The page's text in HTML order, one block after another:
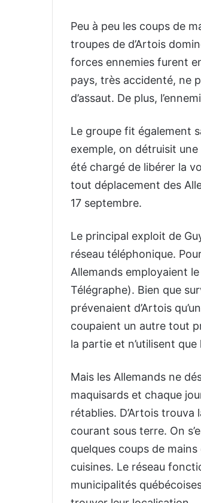
Peu à peu les coups de
troupes de d’Artois
forces ennemies furent
pays, très accidenté, ne
d’assaut. De plus,
Le groupe fit également
exemple, on détruisit
été chargé de libérer la
tout déplacement des
17 septembre.
Le principal exploit de
réseau téléphonique.
Allemands employaient
Télégraphe). Bien que
prévenaient d’Artois
coupaient un autre tout
la partie et n’utilisent
Mais les Allemands ne
maquisards et chaque
rétablies. D’Artois
courant sous terre. On
quelques coups de
cuisines. Le réseau
municipalités